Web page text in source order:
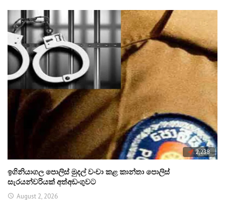
2,238
ඉගිනියාගල පොලිස් මුදල් වංචා කළ කාන්තා පොලිස්
සැරයන්වරියක් අත්අඩංගුවට
August 2, 2026